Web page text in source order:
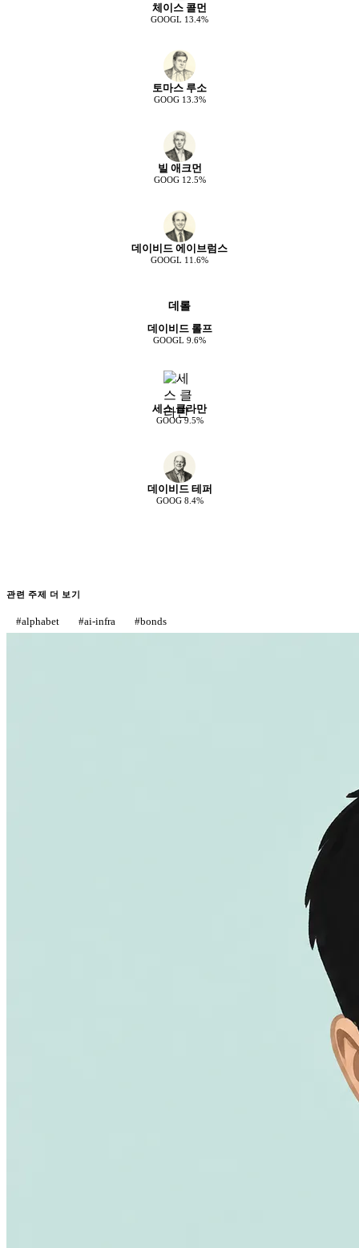
체이스 콜먼
GOOGL 13.4%
토마스 루소
GOOG 13.3%
빌 애크먼
GOOG 12.5%
데이비드 에이브럼스
GOOGL 11.6%
데롤
데이비드 롤프
GOOGL 9.6%
세스 클라만
GOOG 9.5%
데이비드 테퍼
GOOG 8.4%
관련 주제 더 보기
#alphabet #ai-infra #bonds